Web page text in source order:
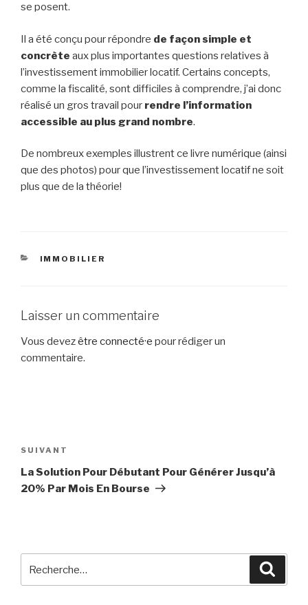
se posent.
Il a été conçu pour répondre de façon simple et
concrète aux plus importantes questions relatives à
l’investissement immobilier locatif. Certains concepts,
comme la fiscalité, sont difficiles à comprendre, j’ai donc
réalisé un gros travail pour rendre l’information
accessible au plus grand nombre.
De nombreux exemples illustrent ce livre numérique (ainsi
que des photos) pour que l’investissement locatif ne soit
plus que de la théorie!
CATÉGORIES
IMMOBILIER
Laisser un commentaire
Vous devezêtre connecté·e pour rédiger un
commentaire.
de
l’article
Article
suivant
SUIVANT
La Solution Pour Débutant Pour Générer Jusqu’à
20% Par Mois En Bourse